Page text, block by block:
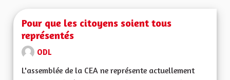
Pour que les citoyens soient tous
représentés
ODL
L'assemblée de la CEA ne représente actuellement